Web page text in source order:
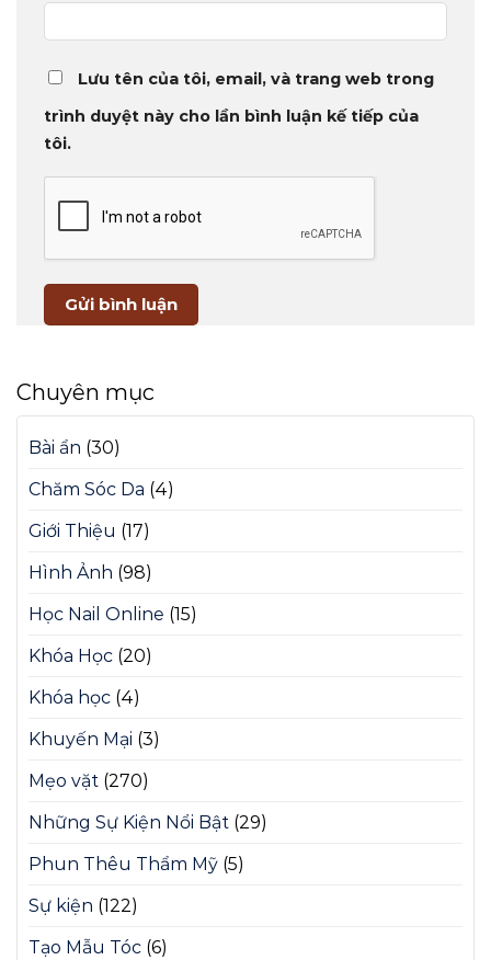
Lưu tên của tôi, email, và trang web trong
trình duyệt này cho lần bình luận kế tiếp của
tôi.
Chuyên mục
Bài ẩn (30)
Chăm Sóc Da (4)
Giới Thiệu (17)
Hình Ảnh (98)
Học Nail Online (15)
Khóa Học (20)
Khóa học (4)
Khuyến Mại (3)
Mẹo vặt (270)
Những Sự Kiện Nổi Bật (29)
Phun Thêu Thẩm Mỹ (5)
Sự kiện (122)
Tạo Mẫu Tóc (6)